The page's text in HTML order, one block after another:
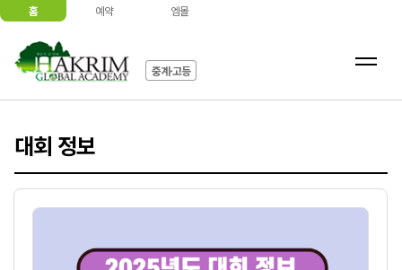
홈 예약 엠몰
중계·고등
대회 정보